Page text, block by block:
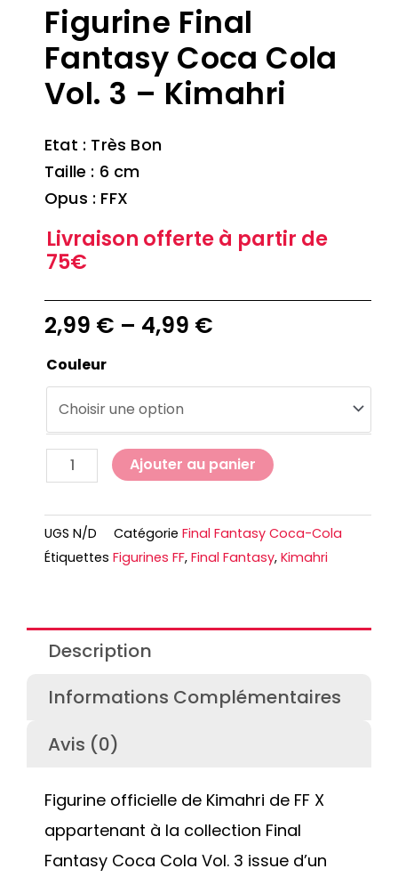
Figurine Final
Fantasy Coca Cola
Vol. 3 – Kimahri
Etat : Très Bon
Taille : 6 cm
Opus : FFX
Livraison offerte à partir de
75€
2,99 € – 4,99 €
Couleur
Ajouter au panier
UGS N/D Catégorie Final Fantasy Coca-Cola
Étiquettes Figurines FF, Final Fantasy, Kimahri
Description
Informations Complémentaires
Avis (0)
Figurine officielle de Kimahri de FF X
appartenant à la collection Final
Fantasy Coca Cola Vol. 3 issue d’un